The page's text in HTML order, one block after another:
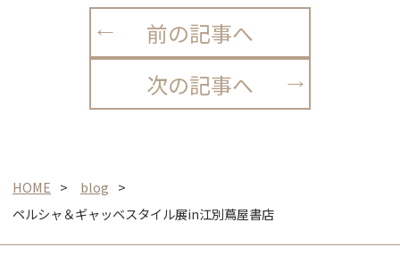
前の記事へ
次の記事へ
HOME
blog
ペルシャ＆ギャッベスタイル展in江別蔦屋書店